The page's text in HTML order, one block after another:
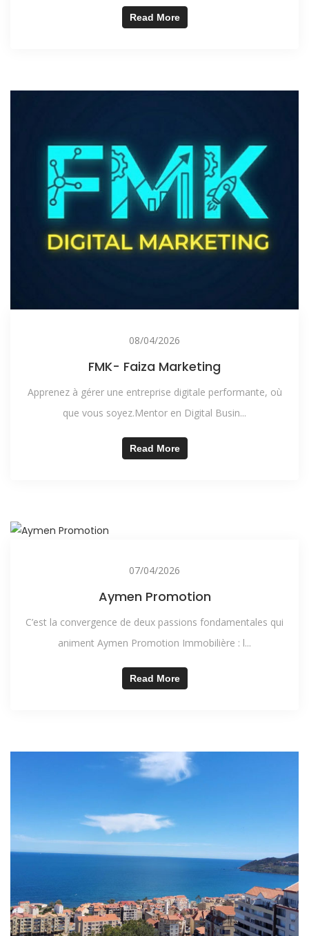
Read More
08/04/2026
FMK- Faiza Marketing
Apprenez à gérer une entreprise digitale performante, où
que vous soyez.Mentor en Digital Busin...
Read More
07/04/2026
Aymen Promotion
C’est la convergence de deux passions fondamentales qui
animent Aymen Promotion Immobilière : l...
Read More